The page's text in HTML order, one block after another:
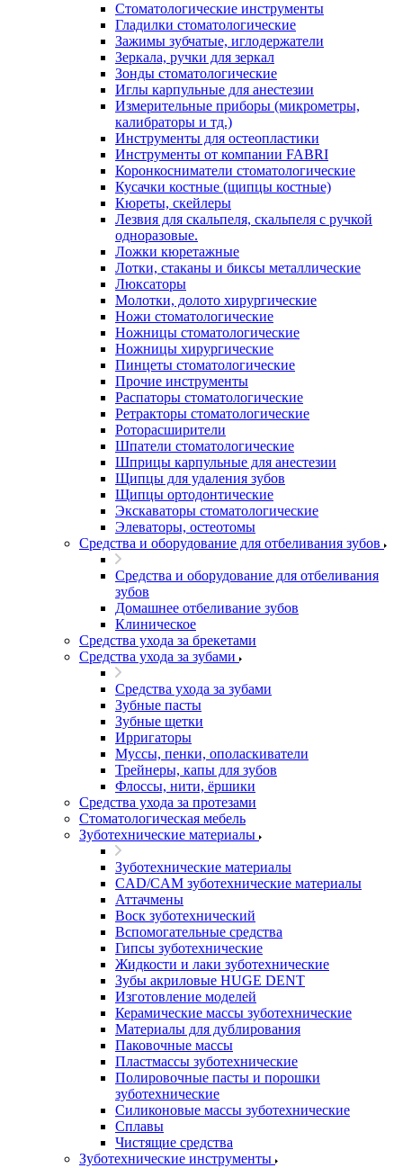
Стоматологические инструменты
Гладилки стоматологические
Зажимы зубчатые, иглодержатели
Зеркала, ручки для зеркал
Зонды стоматологические
Иглы карпульные для анестезии
Измерительные приборы (микрометры,
калибраторы и тд.)
Инструменты для остеопластики
Инструменты от компании FABRI
Коронкосниматели стоматологические
Кусачки костные (щипцы костные)
Кюреты, скейлеры
Лезвия для скальпеля, скальпеля с ручкой
одноразовые.
Ложки кюретажные
Лотки, стаканы и биксы металлические
Люксаторы
Молотки, долото хирургические
Ножи стоматологические
Ножницы стоматологические
Ножницы хирургические
Пинцеты стоматологические
Прочие инструменты
Распаторы стоматологические
Ретракторы стоматологические
Роторасширители
Шпатели стоматологические
Шприцы карпульные для анестезии
Щипцы для удаления зубов
Щипцы ортодонтические
Экскаваторы стоматологические
Элеваторы, остеотомы
Средства и оборудование для отбеливания зубов
Средства и оборудование для отбеливания
зубов
Домашнее отбеливание зубов
Клиническое
Средства ухода за брекетами
Средства ухода за зубами
Средства ухода за зубами
Зубные пасты
Зубные щетки
Ирригаторы
Муссы, пенки, ополаскиватели
Трейнеры, капы для зубов
Флоссы, нити, ёршики
Средства ухода за протезами
Стоматологическая мебель
Зуботехнические материалы
Зуботехнические материалы
CAD/CAM зуботехнические материалы
Аттачмены
Воск зуботехнический
Вспомогательные средства
Гипсы зуботехнические
Жидкости и лаки зуботехнические
Зубы акриловые HUGE DENT
Изготовление моделей
Керамические массы зуботехнические
Материалы для дублирования
Паковочные массы
Пластмассы зуботехнические
Полировочные пасты и порошки
зуботехнические
Силиконовые массы зуботехнические
Сплавы
Чистящие средства
Зуботехнические инструменты